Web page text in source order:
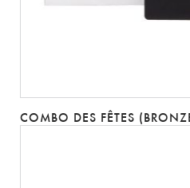
COMBO DES FÊTES